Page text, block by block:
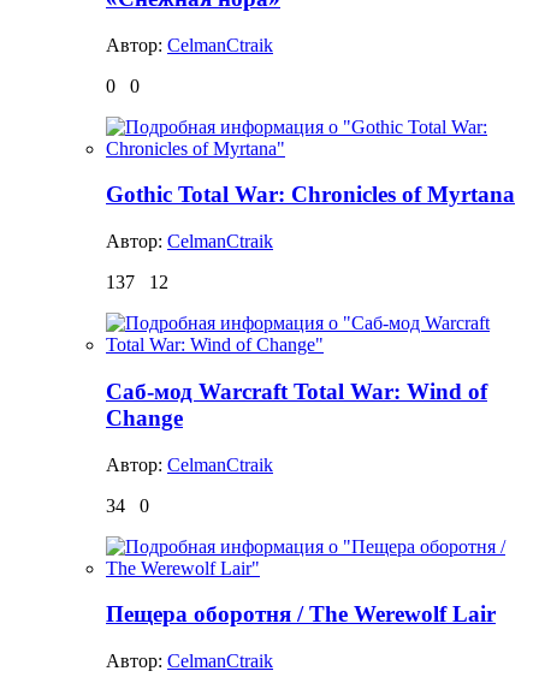
Автор: CelmanCtraik
0
0
Gothic Total War: Chronicles of Myrtana
Автор: CelmanCtraik
137
12
Саб-мод Warcraft Total War: Wind of
Change
Автор: CelmanCtraik
34
0
Пещера оборотня / The Werewolf Lair
Автор: CelmanCtraik